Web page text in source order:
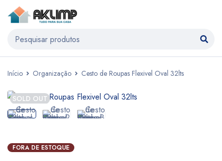
Início Organização Cesto de Roupas Flexivel Oval 32lts
SOLD OUT
FORA DE ESTOQUE